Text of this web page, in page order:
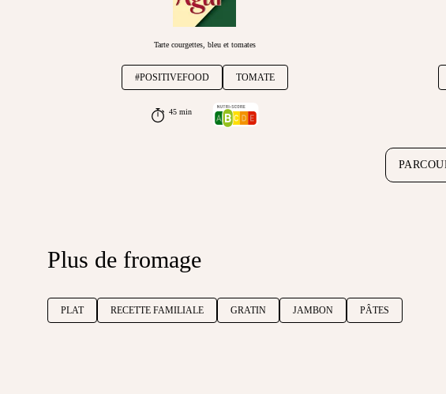
Tarte courgettes, bleu et tomates
#POSITIVEFOOD TOMATE
45 min
Plus de fromage
PLAT RECETTE FAMILIALE GRATIN JAMBON PÂTES